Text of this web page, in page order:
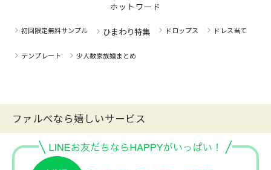
ホットワード
初回限定無料サンプル ひまわり特集 ドロップス ドレス当て
テンプレート 少人数家族婚まとめ
ファルべなら嬉しいサービス